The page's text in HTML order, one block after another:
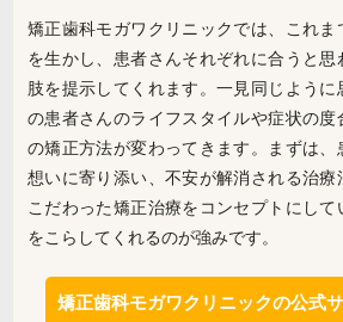
矯正歯科モガワクリニックでは、これ
を生かし、患者さんそれぞれに合うと思
肢を提示してくれます。一見同じように
の患者さんのライフスタイルや症状の度
の矯正方法が変わってきます。まずは
想いに寄り添い、不安が解消される治療
こだわった矯正治療をコンセプトにし
をこらしてくれるのが強みです。
矯正歯科モガワクリニックの公式